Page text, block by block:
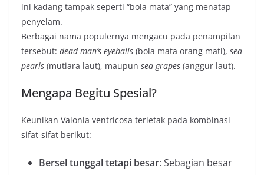
ini kadang tampak seperti “bola mata” yang menatap
penyelam.
Berbagai nama populernya mengacu pada penampilan
tersebut: dead man’s eyeballs (bola mata orang mati), sea
pearls (mutiara laut), maupun sea grapes (anggur laut).
Mengapa Begitu Spesial?
Keunikan Valonia ventricosa terletak pada kombinasi
sifat-sifat berikut:
Bersel tunggal tetapi besar: Sebagian besar